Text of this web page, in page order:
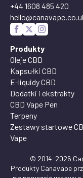
+44 1608 485 420
Produkty
Oleje CBD
Kapsułki CBD
E-liquidy CBD
Dodatki i ekstrakty
CBD Vape Pen
Terpeny
Zestawy startowe
Vape
© 2014-2026
Produkty Canavape